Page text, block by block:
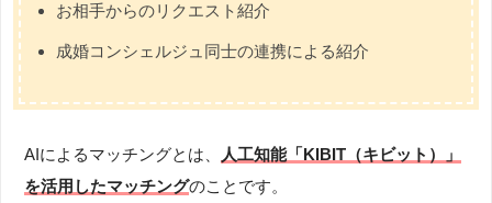
お相手からのリクエスト紹介
成婚コンシェルジュ同士の連携による紹介
AIによるマッチングとは、
人工知能「KIBIT（キビット）」
を活用したマッチングのことです。